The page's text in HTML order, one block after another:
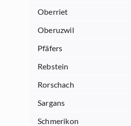
Oberriet
Oberuzwil
Pfäfers
Rebstein
Rorschach
Sargans
Schmerikon